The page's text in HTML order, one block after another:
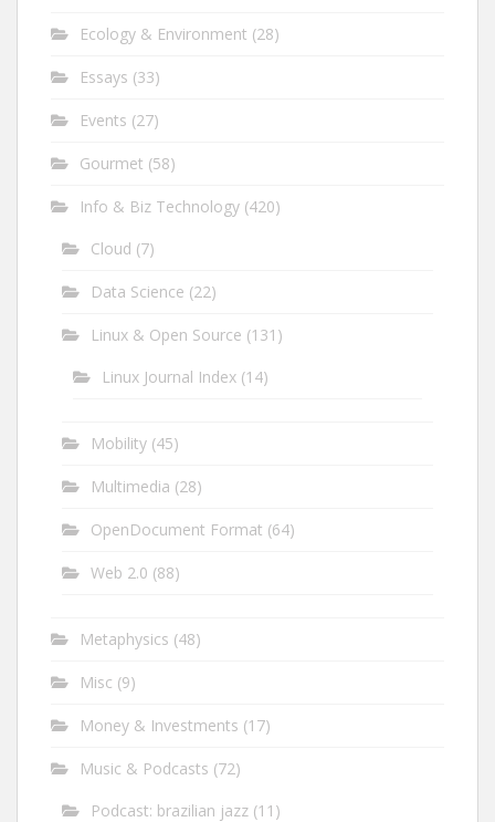
Ecology & Environment (28)
Essays (33)
Events (27)
Gourmet (58)
Info & Biz Technology (420)
Cloud (7)
Data Science (22)
Linux & Open Source (131)
Linux Journal Index (14)
Mobility (45)
Multimedia (28)
OpenDocument Format (64)
Web 2.0 (88)
Metaphysics (48)
Misc (9)
Money & Investments (17)
Music & Podcasts (72)
Podcast: brazilian jazz (11)